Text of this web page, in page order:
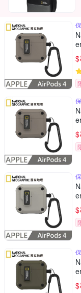
$
$
$
$